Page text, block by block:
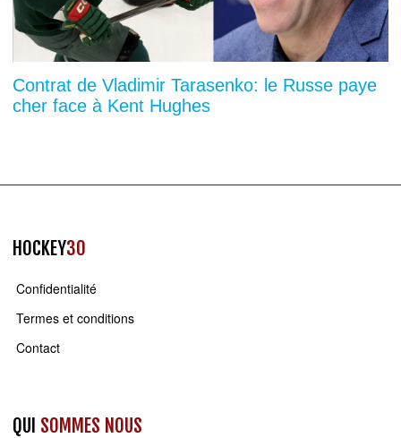
Contrat de Vladimir Tarasenko: le Russe paye
cher face à Kent Hughes
HOCKEY30
Confidentialité
Termes et conditions
Contact
QUI SOMMES NOUS